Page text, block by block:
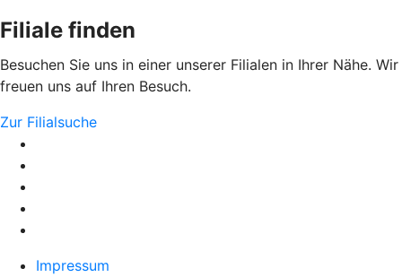
Filiale finden
Besuchen Sie uns in einer unserer Filialen in Ihrer Nähe. Wir
freuen uns auf Ihren Besuch.
Zur Filialsuche
Impressum